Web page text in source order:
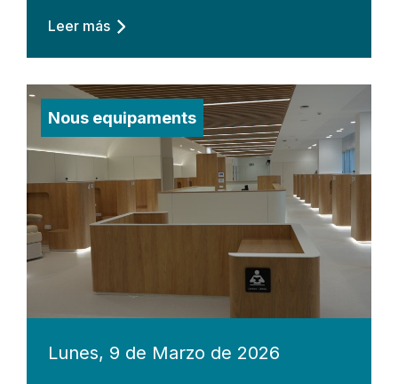
Leer más
Nous equipaments
Lunes, 9 de Marzo de 2026